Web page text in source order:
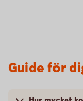
Guide för